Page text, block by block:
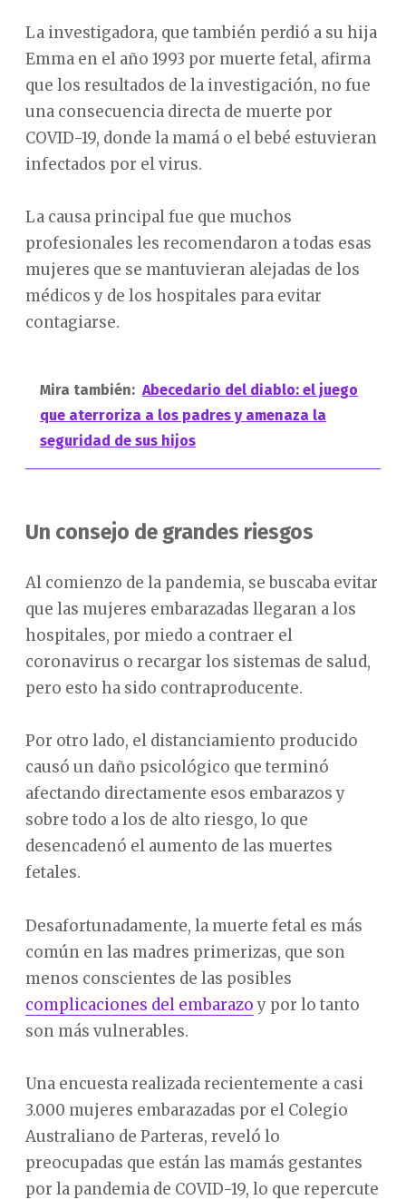
La investigadora, que también perdió a su hija
Emma en el año 1993 por muerte fetal, afirma
que los resultados de la investigación, no fue
una consecuencia directa de muerte por
COVID-19, donde la mamá o el bebé estuvieran
infectados por el virus.
La causa principal fue que muchos
profesionales les recomendaron a todas esas
mujeres que se mantuvieran alejadas de los
médicos y de los hospitales para evitar
contagiarse.
Mira también: Abecedario del diablo: el juego
que aterroriza a los padres y amenaza la
seguridad de sus hijos
Un consejo de grandes riesgos
Al comienzo de la pandemia, se buscaba evitar
que las mujeres embarazadas llegaran a los
hospitales, por miedo a contraer el
coronavirus o recargar los sistemas de salud,
pero esto ha sido contraproducente.
Por otro lado, el distanciamiento producido
causó un daño psicológico que terminó
afectando directamente esos embarazos y
sobre todo a los de alto riesgo, lo que
desencadenó el aumento de las muertes
fetales.
Desafortunadamente, la muerte fetal es más
común en las madres primerizas, que son
menos conscientes de las posibles
complicaciones del embarazoy por lo tanto
son más vulnerables.
Una encuesta realizada recientemente a casi
3.000 mujeres embarazadas por el Colegio
Australiano de Parteras, reveló lo
preocupadas que están las mamás gestantes
por la pandemia de COVID-19, lo que repercute